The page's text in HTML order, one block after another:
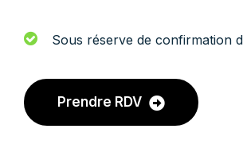
Sous réserve de confirmation
Prendre RDV